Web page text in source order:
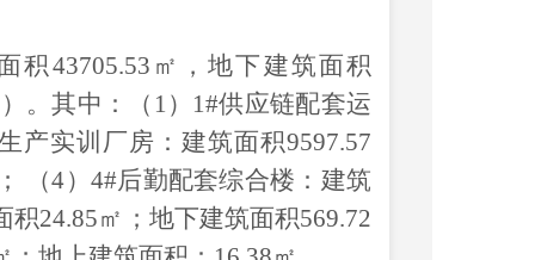
积43705.53㎡，地下建筑面积
。其中：（1）1#供应链配套运
产实训厂房：建筑面积9597.57
（4）4#后勤配套综合楼：建筑
24.85㎡；地下建筑面积569.72